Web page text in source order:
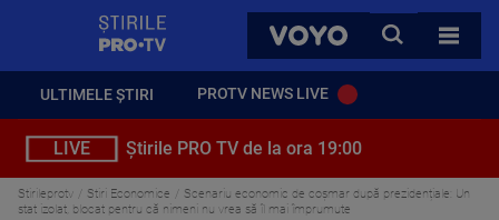
VOYO
CAUTA
TOATE
ULTIMELE ȘTIRI PROTV NEWS LIVE
LIVE Știrile PRO TV de la ora 19:00
Stirileprotv Stiri Economice
Scenariu economic de coșmar după prezidențiale: Un
stat izolat, blocat pentru că nimeni nu vrea să îl mai împrumute